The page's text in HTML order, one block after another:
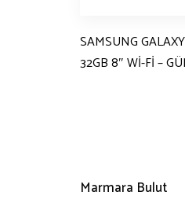
SAMSUNG
32GB 8″ Wİ-Fİ –
Marmara Bulut